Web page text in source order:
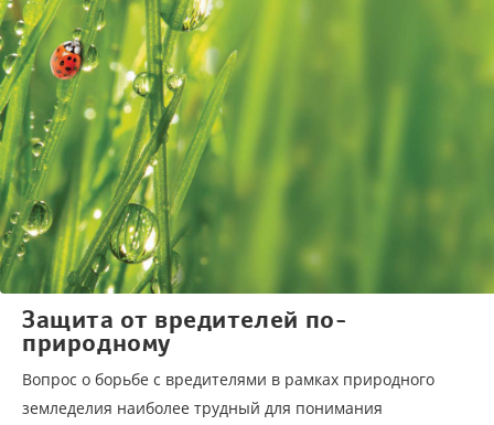
Защита от вредителей по-
природному
Вопрос о борьбе с вредителями в рамках природного
земледелия наиболее трудный для понимания